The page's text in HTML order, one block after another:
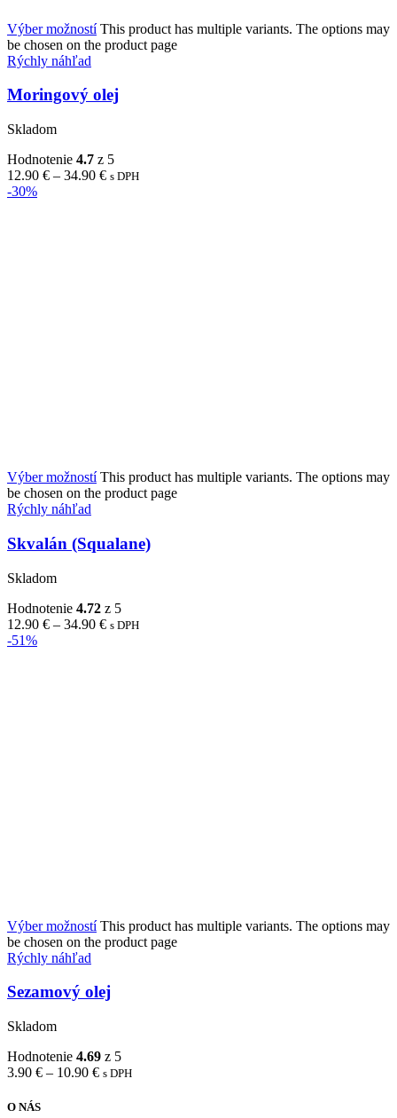
Výber možností This product has multiple variants. The options may
be chosen on the product page
Rýchly náhľad
Moringový olej
Skladom
Hodnotenie 4.7 z 5
12.90 € – 34.90 € s DPH
-30%
Výber možností This product has multiple variants. The options may
be chosen on the product page
Rýchly náhľad
Skvalán (Squalane)
Skladom
Hodnotenie 4.72 z 5
12.90 € – 34.90 € s DPH
-51%
Výber možností This product has multiple variants. The options may
be chosen on the product page
Rýchly náhľad
Sezamový olej
Skladom
Hodnotenie 4.69 z 5
3.90 € – 10.90 € s DPH
O NÁS